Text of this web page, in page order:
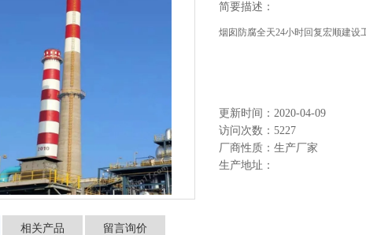
简要描述：
烟囱防腐全天24小时回复宏顺建设
更新时间：2020-04-09
访问次数：5227
厂商性质：生产厂家
生产地址：
相关产品 留言询价